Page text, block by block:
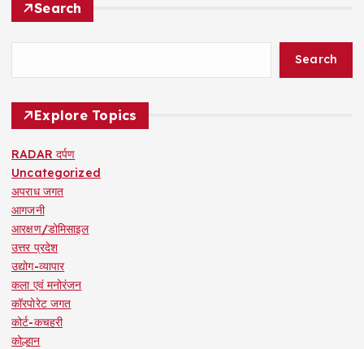
Search
Search
Explore Topics
RADAR दर्पण
Uncategorized
अपराध जगत
आगजनी
आरक्षण/डोमिसाइल
उत्तर प्रदेश
उद्योग-व्यापार
कला एवं मनोरंजन
कॉरपोरेट जगत
कोर्ट-कचहरी
कोल्हान